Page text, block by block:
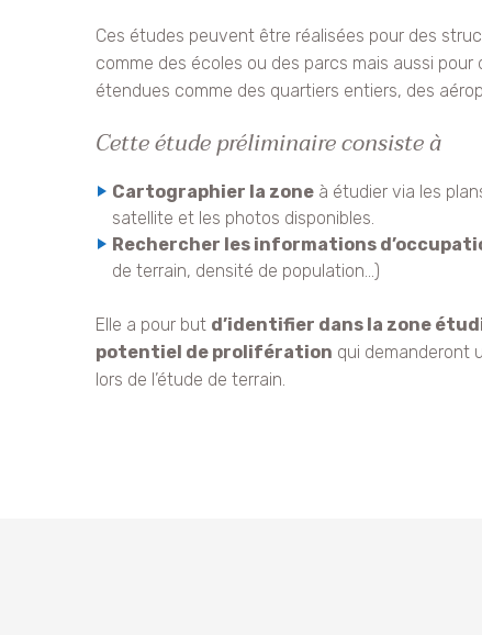
Ces études peuvent être réalisées pour des
comme des écoles ou des parcs mais aussi pour
étendues comme des quartiers entiers, des
Cette étude préliminaire consiste à
Cartographier la zone à étudier via les
satellite et les photos disponibles.
Rechercher les informations
de terrain, densité de population…)
Elle a pour but d’identifier dans la zone
potentiel de prolifération qui demanderont
lors de l’étude de terrain.